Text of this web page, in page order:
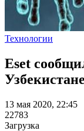
Технологии
Eset
13 мая 2020, 22:45
22783
Загрузка